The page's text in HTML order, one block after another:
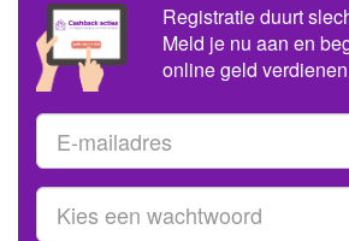
Registratie duurt
Meld je nu aan en
online geld